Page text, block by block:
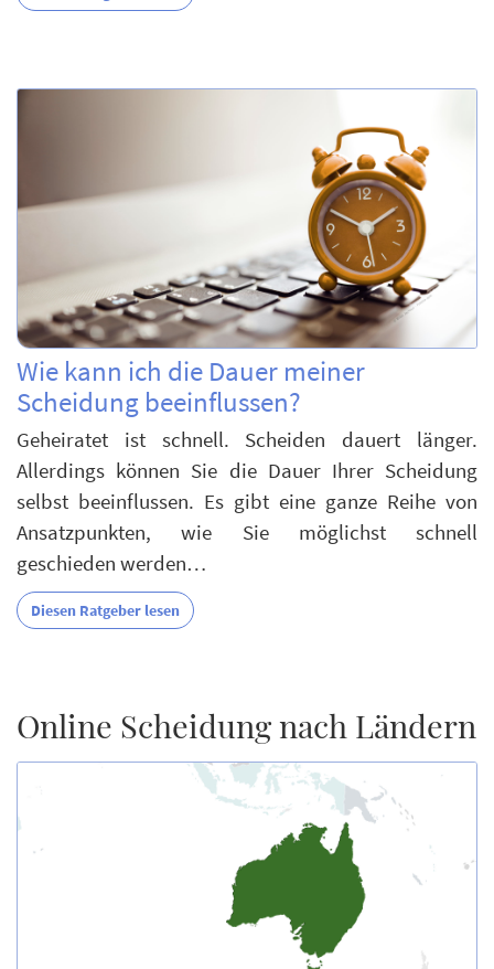
Wie kann ich die Dauer meiner
Scheidung beeinflussen?
Geheiratet ist schnell. Scheiden dauert länger.
Allerdings können Sie die Dauer Ihrer Scheidung
selbst beeinflussen. Es gibt eine ganze Reihe von
Ansatzpunkten, wie Sie möglichst schnell
geschieden werden…
Diesen Ratgeber lesen
Online Scheidung nach Ländern